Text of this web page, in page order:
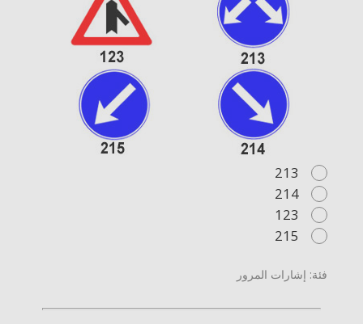
213
214
123
215
فئة: إشارات المرور